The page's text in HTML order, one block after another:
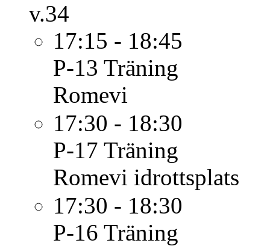
v.34
17:15 - 18:45
P-13 Träning
Romevi
17:30 - 18:30
P-17 Träning
Romevi idrottsplats
17:30 - 18:30
P-16 Träning